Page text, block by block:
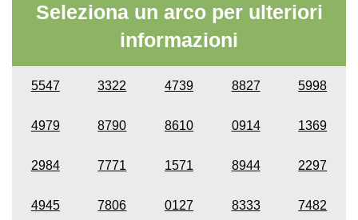
Seleziona un arco per ulteriori
informazioni
5547 3322 4739 8827 5998
4979 8790 8610 0914 1369
2984 7771 1571 8944 2297
4945 7806 0127 8333 7482